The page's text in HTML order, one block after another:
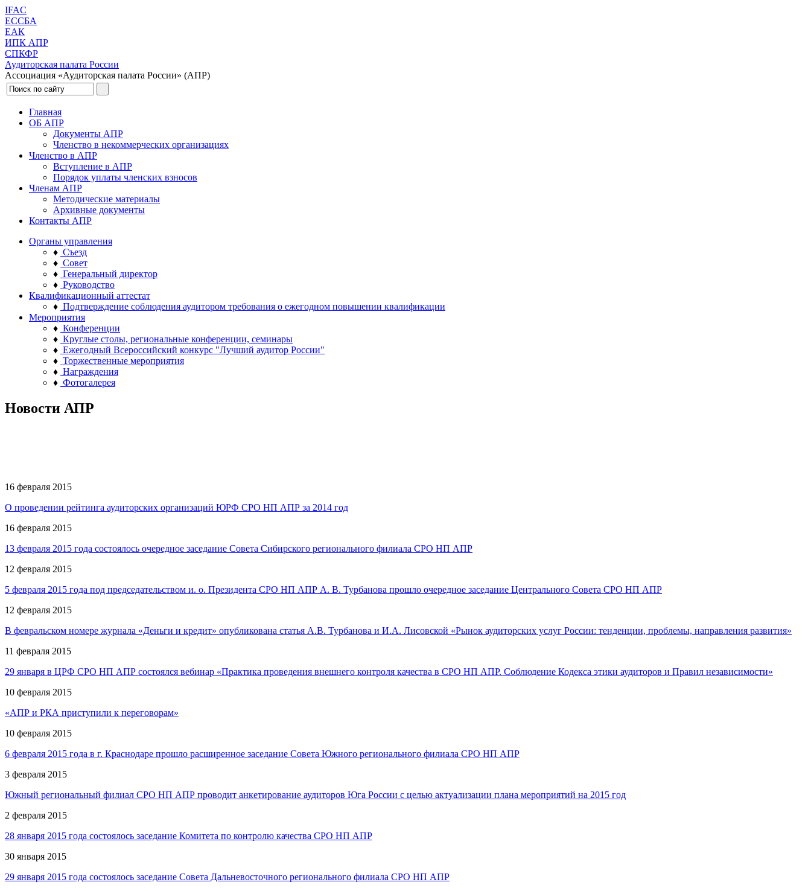
IFAC
ЕССБА
ЕАК
ИПК АПР
СПКФР
Аудиторская палата России
Ассоциация «Аудиторская палата России» (АПР)
Главная
ОБ АПР
Документы АПР
Членство в некоммерческих организациях
Членство в АПР
Вступление в АПР
Порядок уплаты членских взносов
Членам АПР
Методические материалы
Архивные документы
Контакты АПР
Органы управления
♦ Съезд
♦ Совет
♦ Генеральный директор
♦ Руководство
Квалификационный аттестат
♦ Подтверждение соблюдения аудитором требования о ежегодном повышении квалификации
Мероприятия
♦ Конференции
♦ Круглые столы, региональные конференции, семинары
♦ Ежегодный Всероссийский конкурс "Лучший аудитор России"
♦ Торжественные мероприятия
♦ Награждения
♦ Фотогалерея
Новости АПР
16 февраля 2015
О проведении рейтинга аудиторских организаций ЮРФ СРО НП АПР за 2014 год
16 февраля 2015
13 февраля 2015 года состоялось очередное заседание Совета Сибирского регионального филиала СРО НП АПР
12 февраля 2015
5 февраля 2015 года под председательством и. о. Президента СРО НП АПР А. В. Турбанова прошло очередное заседание Центрального Совета СРО НП АПР
12 февраля 2015
В февральском номере журнала «Деньги и кредит» опубликована статья А.В. Турбанова и И.А. Лисовской «Рынок аудиторских услуг России: тенденции, проблемы, направления развития»
11 февраля 2015
29 января в ЦРФ СРО НП АПР состоялся вебинар «Практика проведения внешнего контроля качества в СРО НП АПР. Соблюдение Кодекса этики аудиторов и Правил независимости»
10 февраля 2015
«АПР и РКА приступили к переговорам»
10 февраля 2015
6 февраля 2015 года в г. Краснодаре прошло расширенное заседание Совета Южного регионального филиала СРО НП АПР
3 февраля 2015
Южный региональный филиал СРО НП АПР проводит анкетирование аудиторов Юга России с целью актуализации плана мероприятий на 2015 год
2 февраля 2015
28 января 2015 года состоялось заседание Комитета по контролю качества СРО НП АПР
30 января 2015
29 января 2015 года состоялось заседание Совета Дальневосточного регионального филиала СРО НП АПР